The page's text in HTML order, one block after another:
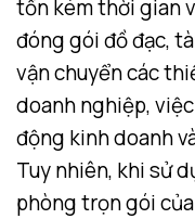
tốn kém thời gian
đóng gói đồ đạc,
vận chuyển các
doanh nghiệp,
động kinh doanh
Tuy nhiên, khi sử
phòng trọn gói